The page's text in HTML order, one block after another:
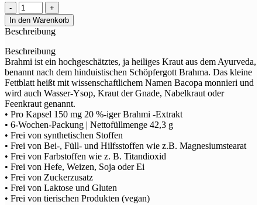
lebe
natur®
Brahmi
90er
Menge
In den Warenkorb
Beschreibung
Beschreibung
Brahmi ist ein hochgeschätztes, ja heiliges Kraut aus dem Ayurveda,
benannt nach dem hinduistischen Schöpfergott Brahma. Das kleine
Fettblatt heißt mit wissenschaftlichem Namen Bacopa monnieri und
wird auch Wasser-Ysop, Kraut der Gnade, Nabelkraut oder
Feenkraut genannt.
• Pro Kapsel 150 mg 20 %-iger Brahmi -Extrakt
• 6-Wochen-Packung | Nettofüllmenge 42,3 g
• Frei von synthetischen Stoffen
• Frei von Bei-, Füll- und Hilfsstoffen wie z.B. Magnesiumstearat
• Frei von Farbstoffen wie z. B. Titandioxid
• Frei von Hefe, Weizen, Soja oder Ei
• Frei von Zuckerzusatz
• Frei von Laktose und Gluten
• Frei von tierischen Produkten (vegan)